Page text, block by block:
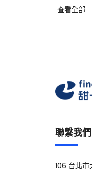
查看全部
聯繫我們
106 台北